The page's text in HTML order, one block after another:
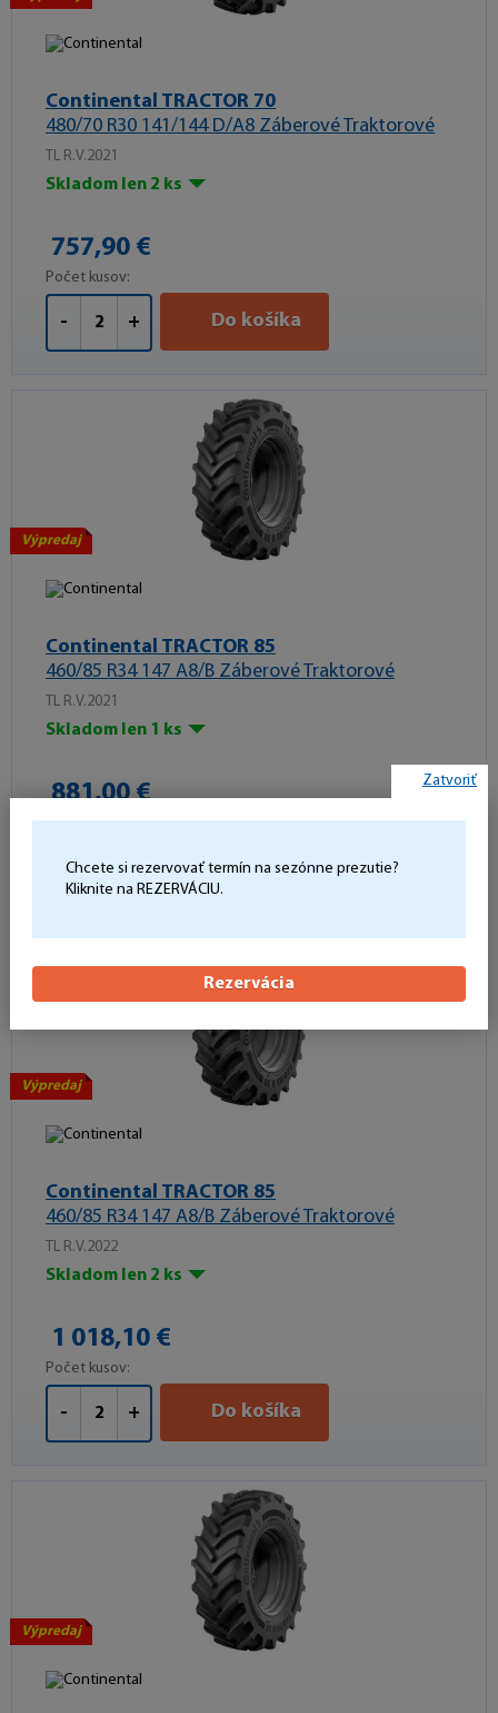
Continental TRACTOR 70
480/70 R30 141/144 D/A8 Záberové Traktorové
TL R.V.2021
Skladom len 2 ks
757,90 €
Počet kusov:
- + Do košíka
Výpredaj
Continental TRACTOR 85
460/85 R34 147 A8/B Záberové Traktorové
TL R.V.2021
Skladom len 1 ks
881,00 €
Počet kusov:
- + Do košíka
Výpredaj
Continental TRACTOR 85
460/85 R34 147 A8/B Záberové Traktorové
TL R.V.2022
Skladom len 2 ks
1 018,10 €
Počet kusov:
- + Do košíka
Výpredaj
Zatvoriť
Chcete si rezervovať termín na sezónne prezutie?
Kliknite na REZERVÁCIU.
Rezervácia